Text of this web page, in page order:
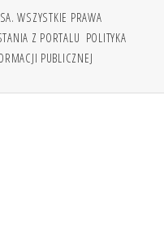
WSZYSTKIE PRAWA
Z PORTALU POLITYKA
PUBLICZNEJ